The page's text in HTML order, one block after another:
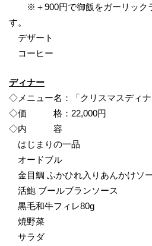
※＋900円で御飯をガーリック
す。
デザート
コーヒー
ディナー
◇メニュー名：「クリスマスディナ
◇価 格：22,000円
◇内 容
はじまりの一品
オードブル
金目鯛 ふかひれ入りあんかけソ
活鮑 ブールブランソース
黒毛和牛フィレ80g
焼野菜
サラダ